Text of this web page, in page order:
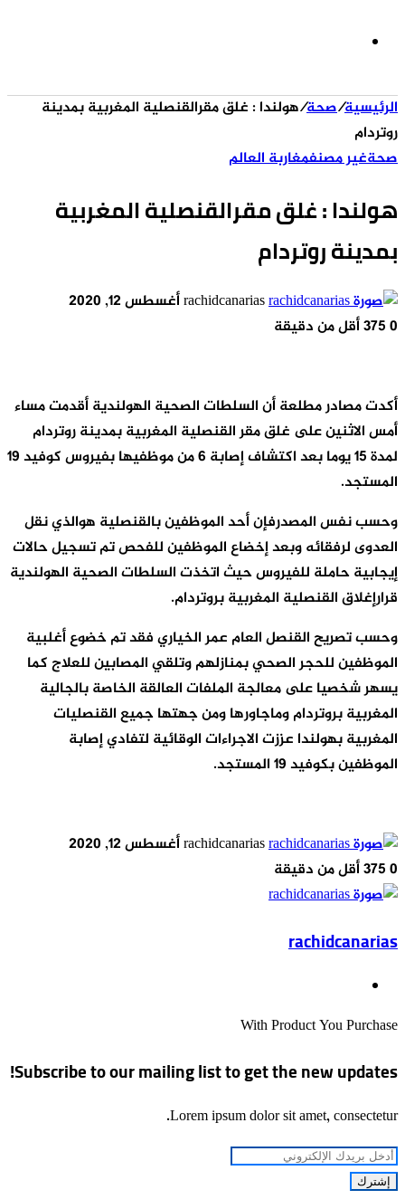
المظلمالرئيسية/صحة/هولندا : غلق مقرالقنصلية المغربية بمدينة
روتردام
صحةغير مصنفمغاربة العالم
هولندا : غلق مقرالقنصلية المغربية
بمدينة روتردام
rachidcanariasأرسل
أغسطس 12, 2020
0
أقل من دقيقة
أكدت مصادر مطلعة أن السلطات الصحية الهولندية أقدمت مساء
أمس الاثنين على غلق مقر القنصلية المغربية بمدينة روتردام
لمدة 15 يوما بعد اكتشاف إصابة 6 من موظفيها بفيروس كوفيد 19
المستجد.
وحسب نفس المصدرفإن أحد الموظفين بالقنصلية هوالذي نقل
العدوى لرفقائه وبعد إخضاع الموظفين للفحص تم تسجيل حالات
إيجابية حاملة للفيروس حيث اتخذت السلطات الصحية الهولندية
قرارإغلاق القنصلية المغربية بروتردام.
وحسب تصريح القنصل العام عمر الخياري فقد تم خضوع أغلبية
الموظفين للحجر الصحي بمنازلهم وتلقي المصابين للعلاج كما
يسهر شخصيا على معالجة الملفات العالقة الخاصة بالجالية
المغربية بروتردام وماجاورها ومن جهتها جميع القنصليات
المغربية بهولندا عززت الاجراءات الوقائية لتفادي إصابة
الموظفين بكوفيد 19 المستجد.
rachidcanariasأرسل
أغسطس 12, 2020
0
أقل من دقيقة
rachidcanarias
With Product You Purchase
Subscribe to our mailing list to get the new updates!
Lorem ipsum dolor sit amet, consectetur.
أدخل
بريدك